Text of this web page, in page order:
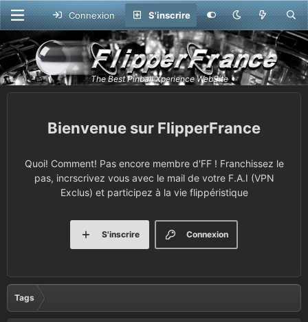
Connexion S'inscrire
FlipperFrance
Quoi! Comment! Pas encore membre d'FF ! Franchissez le
pas, incrscrivez vous avec le mail de votre F.A.I (VPN
Exclus) et participez à la vie flippéristique
Connexion
S'inscrire
Tags